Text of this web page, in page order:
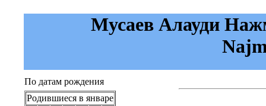
Мусаев Алауди
По датам рождения
Родившиеся в январе